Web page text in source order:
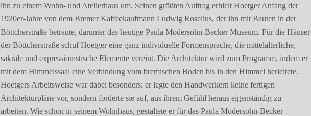
ihn zu einem Wohn- und Atelierhaus um. Seinen größten Auftrag erhielt Hoetger Anfang der
1920er-Jahre von dem Bremer Kaffeekaufmann Ludwig Roselius, der ihn mit Bauten in der
Böttcherstraße betraute, darunter das heutige Paula Modersohn-Becker Museum. Für die Häuser
der Böttcherstraße schuf Hoetger eine ganz individuelle Formensprache, die mittelalterliche,
sakrale und expressionistische Elemente vereint. Die Architektur wird zum Programm, indem er
mit dem Himmelssaal eine Verbindung vom bremischen Boden bis in den Himmel herleitete.
Hoetgers Arbeitsweise war dabei besonders: er legte den Handwerkern keine fertigen
Architekturpläne vor, sondern forderte sie auf, aus ihrem Gefühl heraus eigenständig zu
arbeiten. Wie schon in seinem Wohnhaus, gestaltete er für das Paula Modersohn-Becker